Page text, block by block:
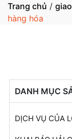
Trang chủ /
hàng hóa
DANH MỤC
DỊCH VỤ CỦA
Tư Vấn Khai